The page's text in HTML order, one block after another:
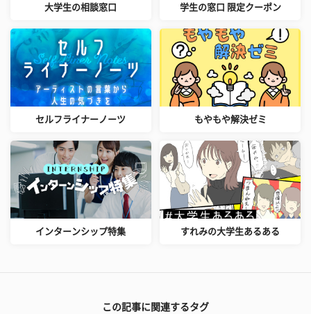
大学生の相談窓口 学生の窓口 限定クーポン
セルフライナーノーツ もやもや解決ゼミ
インターンシップ特集 すれみの大学生あるある
この記事に関連するタグ